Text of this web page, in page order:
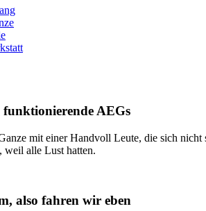
AEGs
mit einer Handvoll Leute, die sich
weil alle Lust hatten.
also fahren wir eben